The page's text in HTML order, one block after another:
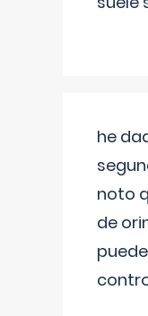
he
noto
de